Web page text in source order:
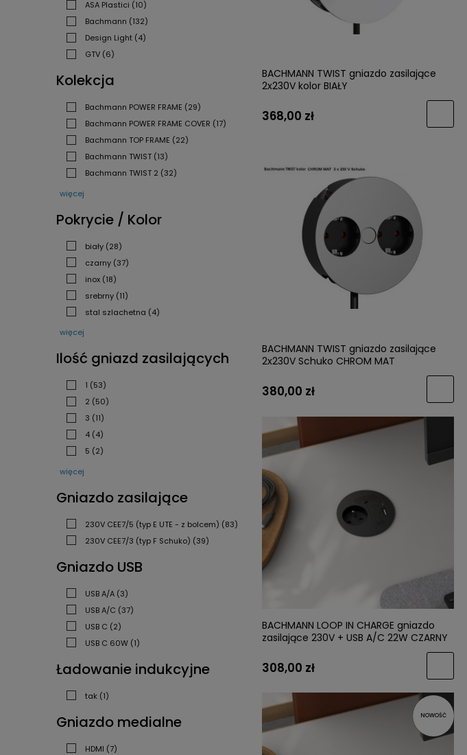
ASA Plastici (10)
Bachmann (132)
Design Light (4)
GTV (6)
Kolekcja
Bachmann POWER FRAME (29)
Bachmann POWER FRAME COVER (17)
Bachmann TOP FRAME (22)
Bachmann TWIST (13)
Bachmann TWIST 2 (32)
więcej
Pokrycie / Kolor
biały (28)
czarny (37)
inox (18)
srebrny (11)
stal szlachetna (4)
więcej
Ilość gniazd zasilających
1 (53)
2 (50)
3 (11)
4 (4)
5 (2)
więcej
Gniazdo zasilające
230V CEE7/5 (typ E UTE - z bolcem) (83)
230V CEE7/3 (typ F Schuko) (39)
Gniazdo USB
USB A/A (3)
USB A/C (37)
USB C (2)
USB C 60W (1)
Ładowanie indukcyjne
tak (1)
Gniazdo medialne
HDMI (7)
BACHMANN TWIST gniazdo zasilające
2x230V kolor BIAŁY
368,00 zł
BACHMANN TWIST gniazdo zasilające
2x230V Schuko CHROM MAT
380,00 zł
BACHMANN LOOP IN CHARGE gniazdo
zasilające 230V + USB A/C 22W CZARNY
308,00 zł
NOWOŚĆ